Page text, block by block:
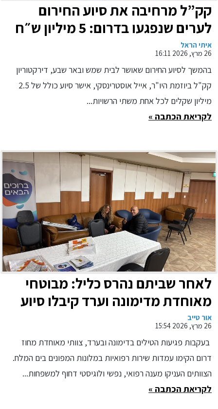
קק”ל מרחיבה את סיוע החירום
לערים שנפגעו בדרום: 5 מיליון ש״ח
לדימונה וערד
איתי הראל
26 מרץ, 2026 16:11
בהמשך לסיוע החירום שאושר לבית שמש ובאר שבע, דירקטוריון
קק"ל ביוזמת היו"ר, אייל אוסטרינסקי, אישר סיוע כולל של 2.5
מיליון שקלים לכל אחת משתי הרשויות...
לקריאת הכתבה »
לאחר שביתם נהרס כליל: מבוטחי
מאוחדת מדימונה וערד קיבלו סיוע
רפואי צמוד בים המלח
אור טייב
26 מרץ, 2026 15:54
בעקבות פגיעות הטילים בדימונה ובערד, צוותי מאוחדת מחוז
דרום הקימו עמדות שירות רפואיות במלונות המפונים בים המלח.
הצוותים העניקו מענה רפואי, נפשי ולוגיסטי דחוף למשפחות...
לקריאת הכתבה »